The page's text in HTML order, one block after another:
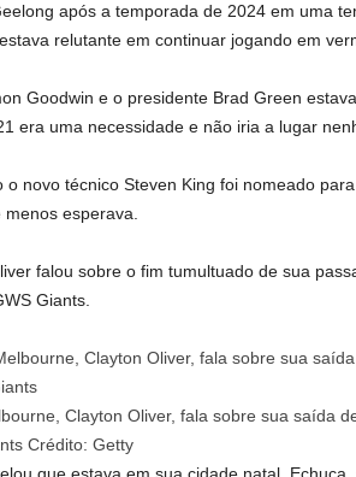
após a temporada de 2024 em uma
relutante em continuar jogando em
Goodwin e o presidente Brad Green
era uma necessidade e não iria a lugar
novo técnico Steven King foi nomeado
esperava.
falou sobre o fim tumultuado de sua
Giants.
Clayton Oliver, fala sobre sua saída
Crédito: Getty